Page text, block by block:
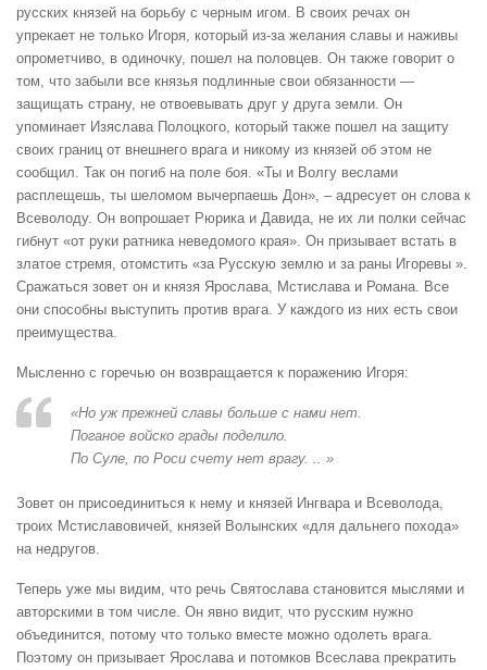
русских князей на борьбу с черным игом. В своих речах он
упрекает не только Игоря, который из-за желания славы и наживы
опрометчиво, в одиночку, пошел на половцев. Он также говорит о
том, что забыли все князья подлинные свои обязанности —
защищать страну, не отвоевывать друг у друга земли. Он
упоминает Изяслава Полоцкого, который также пошел на защиту
своих границ от внешнего врага и никому из князей об этом не
сообщил. Так он погиб на поле боя. «Ты и Волгу веслами
расплещешь, ты шеломом вычерпаешь Дон», – адресует он слова к
Всеволоду. Он вопрошает Рюрика и Давида, не их ли полки сейчас
гибнут «от руки ратника неведомого края». Он призывает встать в
златое стремя, отомстить «за Русскую землю и за раны Игоревы ».
Сражаться зовет он и князя Ярослава, Мстислава и Романа. Все
они способны выступить против врага. У каждого из них есть свои
преимущества.
Мысленно с горечью он возвращается к поражению Игоря:
«Но уж прежней славы больше с нами нет.
Поганое войско грады поделило.
По Суле, по Роси счету нет врагу. .. »
Зовет он присоединиться к нему и князей Ингвара и Всеволода,
троих Мстиславовичей, князей Волынских «для дальнего похода»
на недругов.
Теперь уже мы видим, что речь Святослава становится мыслями и
авторскими в том числе. Он явно видит, что русским нужно
объединится, потому что только вместе можно одолеть врага.
Поэтому он призывает Ярослава и потомков Всеслава прекратить